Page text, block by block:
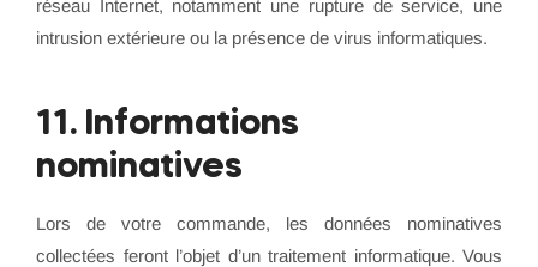
réseau Internet, notamment une rupture de service, une
intrusion extérieure ou la présence de virus informatiques.
11. Informations
nominatives
Lors de votre commande, les données nominatives
collectées feront l’objet d’un traitement informatique. Vous